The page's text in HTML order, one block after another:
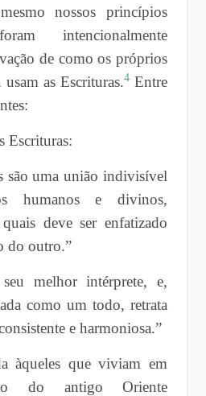
nossos princípios
intencionalmente
de como os próprios
as Escrituras.4Entre
Escrituras:
são uma união indivisível
humanos e divinos,
deve ser enfatizado
do outro.”
melhor intérprete, e,
como um todo, retrata
e harmoniosa.”
àqueles que viviam em
do antigo Oriente